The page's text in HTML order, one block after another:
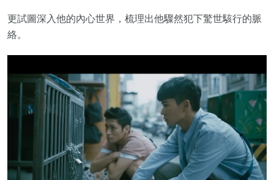
更試圖深入他的內心世界，梳理出他驟然犯下驚世駭行的脈
絡。